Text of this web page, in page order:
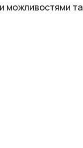
можливостями та